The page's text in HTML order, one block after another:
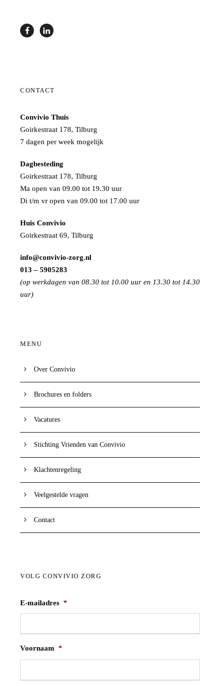
CONTACT
Convivio Thuis
Goirkestraat 178, Tilburg
7 dagen per week mogelijk
Dagbesteding
Goirkestraat 178, Tilburg
Ma open van 09.00 tot 19.30 uur
Di t/m vr open van 09.00 tot 17.00 uur
Huis Convivio
Goirkestraat 69, Tilburg
info@convivio-zorg.nl
013 – 5905283
(op werkdagen van 08.30 tot 10.00 uur en 13.30 tot 14.30
uur)
MENU
Over Convivio
Brochures en folders
Vacatures
Stichting Vrienden van Convivio
Klachtenregeling
Veelgestelde vragen
Contact
VOLG CONVIVIO ZORG
E-mailadres *
Voornaam *